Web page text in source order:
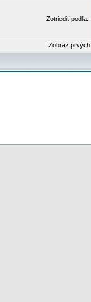
Zotriediť podľa:
Zobraz prvých